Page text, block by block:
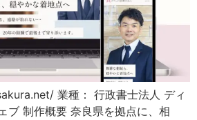
業種： 行政書士法人 ディ
ブ 制作概要 奈良県を拠点に、相